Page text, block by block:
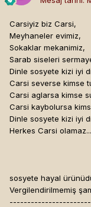
Carsiyiz biz Carsi,
Meyhaneler evimiz,
Sokaklar mekanimiz,
Sarab siseleri
Dinle sosyete kizi iyi
Carsi severse kimse
Carsi aglarsa kimse
Carsi kaybolursa
Dinle sosyete kizi iyi
Herkes Carsi olamaz...
sosyete hayal
Vergilendirilmemiş